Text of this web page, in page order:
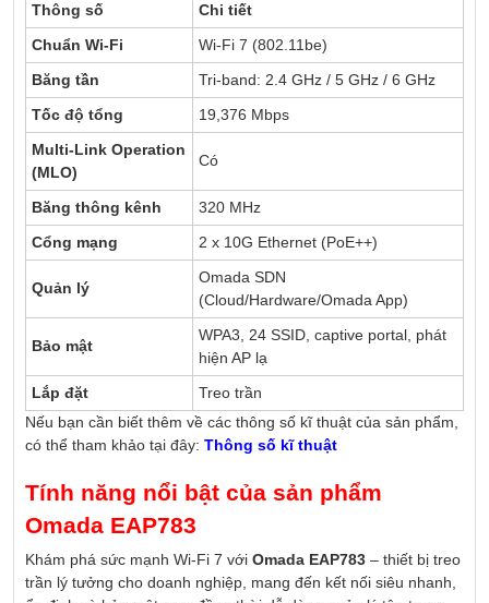
Thông số
Chi tiết
Chuẩn Wi-Fi
Wi-Fi 7 (802.11be)
Băng tần
Tri-band: 2.4 GHz / 5 GHz / 6 GHz
Tốc độ tổng
19,376 Mbps
Multi-Link Operation
(MLO)
Có
Băng thông kênh
320 MHz
Cổng mạng
2 x 10G Ethernet (PoE++)
Quản lý
Omada SDN
(Cloud/Hardware/Omada App)
Bảo mật
WPA3, 24 SSID, captive portal, phát
hiện AP lạ
Lắp đặt
Treo trần
Nếu bạn cần biết thêm về các thông số kĩ thuật của sản phẩm,
có thể tham khảo tại đây: Thông số kĩ thuật
Tính năng nổi bật của sản phẩm
Omada EAP783
Khám phá sức mạnh Wi-Fi 7 với Omada EAP783 – thiết bị treo
trần lý tưởng cho doanh nghiệp, mang đến kết nối siêu nhanh,